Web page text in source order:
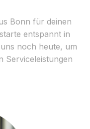
Bonn für deinen
entspannt in
noch heute, um
Serviceleistungen